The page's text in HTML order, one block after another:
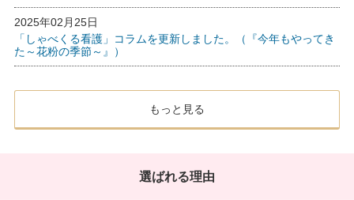
2025年02月25日
「しゃべくる看護」コラムを更新しました。（『今年もやってき
た～花粉の季節～』）
もっと見る
選ばれる理由